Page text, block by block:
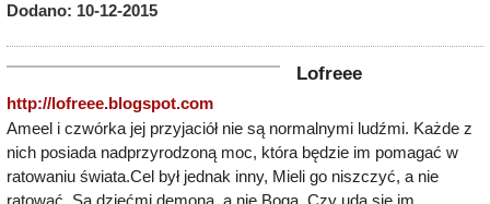
Dodano: 10-12-2015
Lofreee
http://lofreee.blogspot.com
Ameel i czwórka jej przyjaciół nie są normalnymi ludźmi. Każde z
nich posiada nadprzyrodzoną moc, która będzie im pomagać w
ratowaniu świata.Cel był jednak inny, Mieli go niszczyć, a nie
ratować. Są dziećmi demona, a nie Boga. Czy uda się im